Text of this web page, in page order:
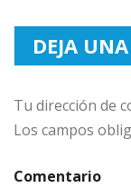
DEJA
Tu dirección de
Los campos
Comentario